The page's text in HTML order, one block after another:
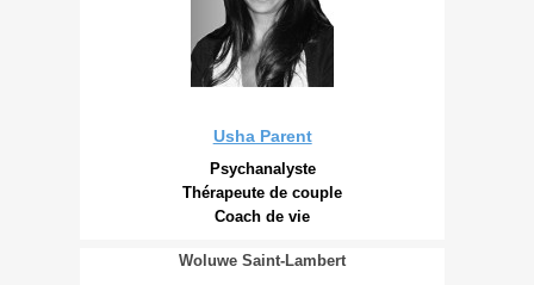
Usha Parent
Psychanalyste
Thérapeute de couple
Coach de vie
Woluwe Saint-Lambert